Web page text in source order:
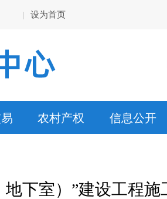
| 设为首页
农村产权 信息公开
下室）”建设工程